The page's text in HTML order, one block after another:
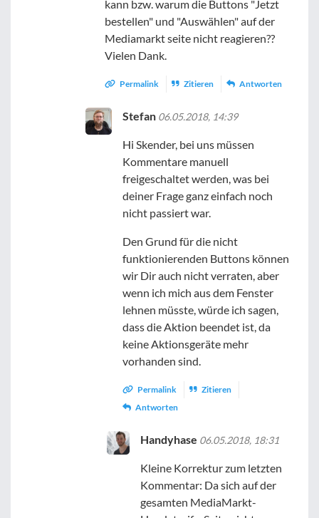
kann bzw. warum die Buttons "Jetzt
bestellen" und "Auswählen" auf der
Mediamarkt seite nicht reagieren??
Vielen Dank.
Permalink Zitieren Antworten
Stefan 06.05.2018, 14:39
Hi Skender, bei uns müssen
Kommentare manuell
freigeschaltet werden, was bei
deiner Frage ganz einfach noch
nicht passiert war.
Den Grund für die nicht
funktionierenden Buttons können
wir Dir auch nicht verraten, aber
wenn ich mich aus dem Fenster
lehnen müsste, würde ich sagen,
dass die Aktion beendet ist, da
keine Aktionsgeräte mehr
vorhanden sind.
Permalink
Zitieren
Antworten
Handyhase 06.05.2018, 18:31
Kleine Korrektur zum letzten
Kommentar: Da sich auf der
gesamten MediaMarkt-